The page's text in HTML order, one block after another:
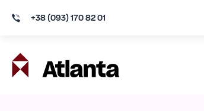
+38 (093) 170 82 01